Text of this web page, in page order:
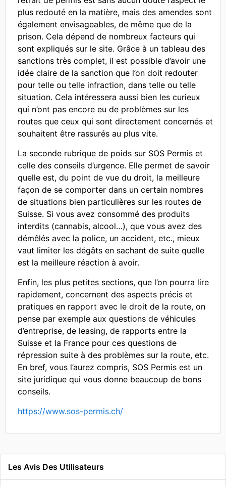
plus redouté en la matière, mais des amendes sont
également envisageables, de même que de la
prison. Cela dépend de nombreux facteurs qui
sont expliqués sur le site. Grâce à un tableau des
sanctions très complet, il est possible d’avoir une
idée claire de la sanction que l’on doit redouter
pour telle ou telle infraction, dans telle ou telle
situation. Cela intéressera aussi bien les curieux
qui n’ont pas encore eu de problèmes sur les
routes que ceux qui sont directement concernés et
souhaitent être rassurés au plus vite.
La seconde rubrique de poids sur SOS Permis et
celle des conseils d’urgence. Elle permet de savoir
quelle est, du point de vue du droit, la meilleure
façon de se comporter dans un certain nombres
de situations bien particulières sur les routes de
Suisse. Si vous avez consommé des produits
interdits (cannabis, alcool…), que vous avez des
démêlés avec la police, un accident, etc., mieux
vaut limiter les dégâts en sachant de suite quelle
est la meilleure réaction à avoir.
Enfin, les plus petites sections, que l’on pourra lire
rapidement, concernent des aspects précis et
pratiques en rapport avec le droit de la route, on
pense par exemple aux questions de véhicules
d’entreprise, de leasing, de rapports entre la
Suisse et la France pour ces questions de
répression suite à des problèmes sur la route, etc.
En bref, vous l’aurez compris, SOS Permis est un
site juridique qui vous donne beaucoup de bons
conseils.
https://www.sos-permis.ch/
Les Avis Des Utilisateurs